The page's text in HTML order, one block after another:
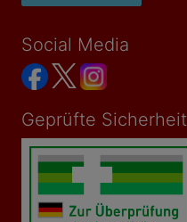
Social Media
Geprüfte Sicherheit